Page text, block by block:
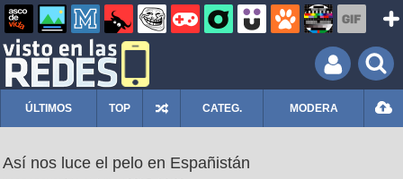
ÚLTIMOS TOP CATEG. MODERA
Así nos luce el pelo en Españistán